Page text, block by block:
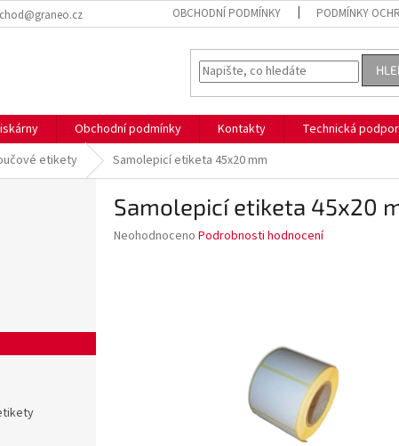
OBCHODNÍ PODMÍNKY PODMÍNKY
Obchodní podmínky Kontakty Technická
etikety Samolepicí etiketa 45x20 mm
Samolepicí etiketa 45x20
Průměrné
Neohodnoceno Podrobnosti hodnocení